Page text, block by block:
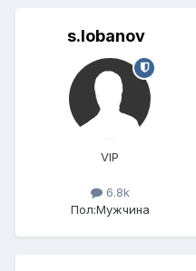
s.lobanov
VIP
6.8k
Пол:Мужчина